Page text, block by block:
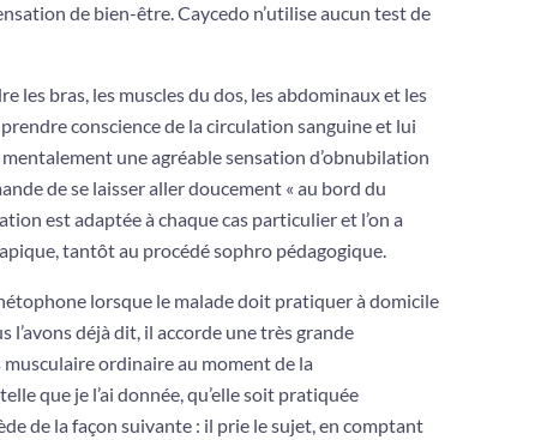
de bien-être. Caycedo n’utilise aucun test de
les bras, les muscles du dos, les abdominaux et les
conscience de la circula­tion sanguine et lui
une agréable sensation d’obnubilation
de se laisser aller doucement « au bord du
est adaptée à chaque cas particulier et l’on a
tantôt au procédé sophro­ pédagogique.
lorsque le malade doit pratiquer à domicile
déjà dit, il accorde une très grande
ordinaire au moment de la
que je l’ai donnée, qu’elle soit pratiquée
de la façon suivante : il prie le sujet, en comptant